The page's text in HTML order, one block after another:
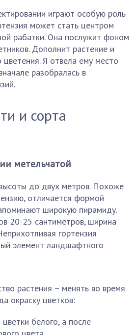
играют особую роль
может стать центром
рабатки. Она послужит фоном
Дополнит растение и
цветения. Я отвела ему место
разобралась в
и сорта
метельчатой
до двух метров. Похоже
отличается формой
широкую пирамиду.
20-25 сантиметров, ширина
гортензия
элемент ландшафтного
растения – менять во время
окраску цветков:
белого, а после